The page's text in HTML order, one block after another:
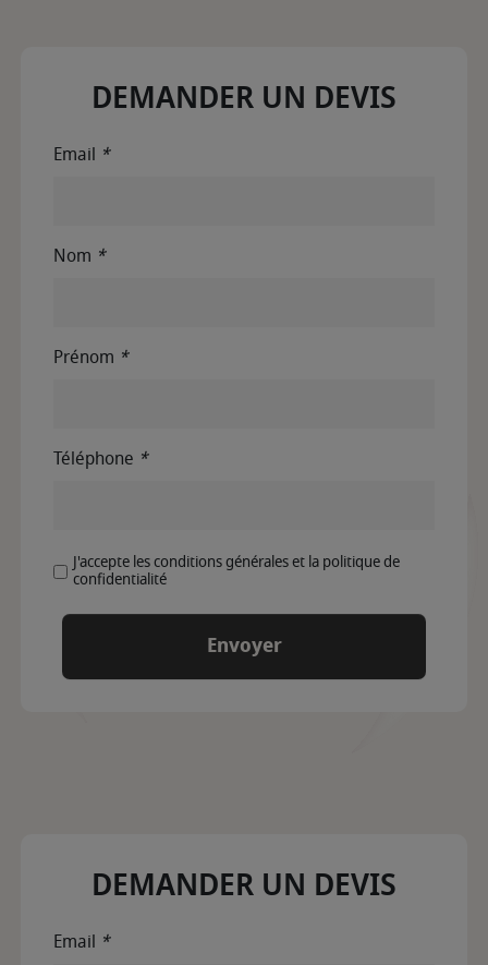
DEMANDER UN DEVIS
Email *
Nom *
Prénom *
Téléphone *
J'accepte les conditions générales et la politique de
confidentialité
DEMANDER UN DEVIS
Email *